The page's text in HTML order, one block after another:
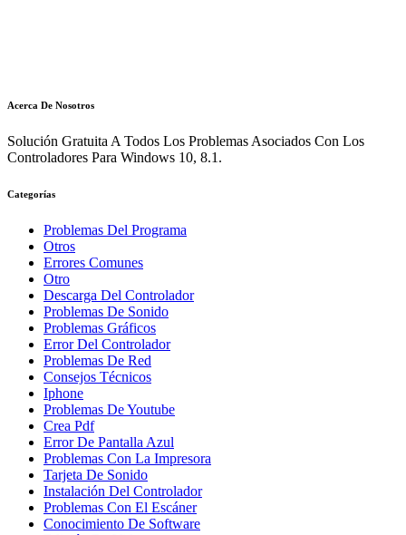
Acerca De Nosotros
Solución Gratuita A Todos Los Problemas Asociados Con Los
Controladores Para Windows 10, 8.1.
Categorías
Problemas Del Programa
Otros
Errores Comunes
Otro
Descarga Del Controlador
Problemas De Sonido
Problemas Gráficos
Error Del Controlador
Problemas De Red
Consejos Técnicos
Iphone
Problemas De Youtube
Crea Pdf
Error De Pantalla Azul
Problemas Con La Impresora
Tarjeta De Sonido
Instalación Del Controlador
Problemas Con El Escáner
Conocimiento De Software